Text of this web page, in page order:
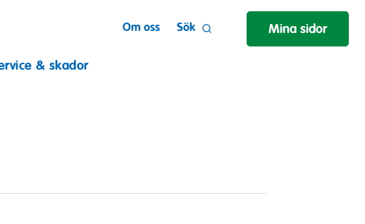
& skador
Om oss Sök Mina sidor